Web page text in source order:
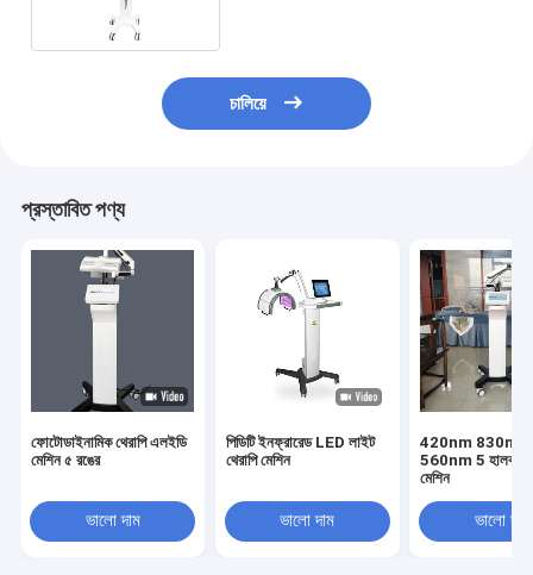
চালিয়ে
প্রস্তাবিত পণ্য
ফোটোডাইনামিক থেরাপি এলইডি
মেশিন ৫ রঙের
ভালো দাম
পিডিটি ইনফ্রারেড LED লাইট
থেরাপি মেশিন
ভালো দাম
420nm 830nm
560nm 5 হালকা
মেশিন
ভালো দাম